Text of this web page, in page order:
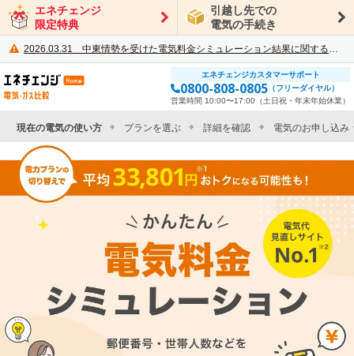
エネチェンジ
限定特典
引越し先での
電気の手続き
2026.03.31 中東情勢を受けた電気料金シミュレーション結果に関するご案内
電力・ガス比較サイト エネチェンジ
エネチェンジカスタマーサポート
0800-808-0805 （フリーダイヤル）
営業時間 10:00〜17:00（土日祝・年末年始休業）
現在の電気の使い方 プランを選ぶ 詳細を確認 電気のお申し込み